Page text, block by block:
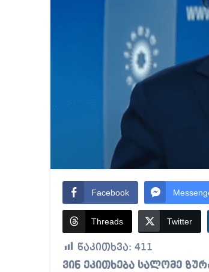
Facebook
Threads Twitter
წაკითხვა: 411
ვინ ეკითხება სალომე ზურაბიშვილს მე რაზე ვისაუბრებ, მან თავის